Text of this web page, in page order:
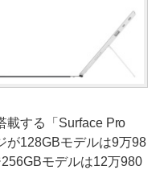
する「Surface Pro
が128GBモデルは9万98
モデルは12万980